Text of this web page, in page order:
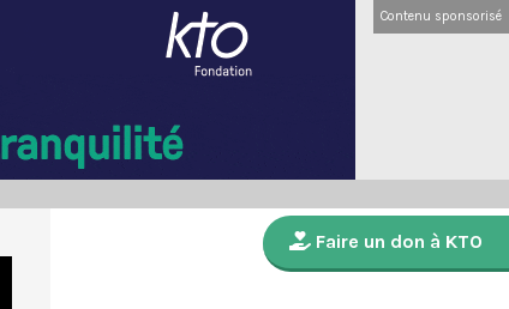
Contenu sponsorisé
Faire un don à KTO